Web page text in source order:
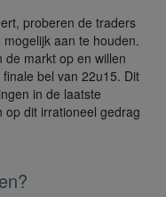
proberen de traders
aan te houden.
de markt op en willen
bel van 22u15. Dit
in de laatste
op dit irrationeel gedrag